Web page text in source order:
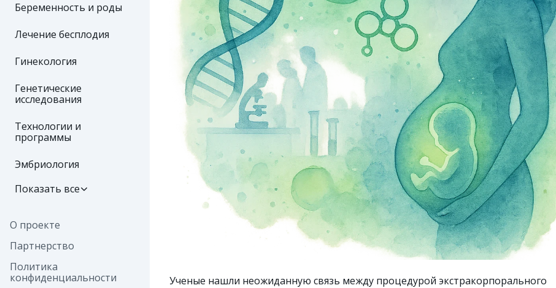
Беременность и роды
Лечение бесплодия
Гинекология
Генетические
исследования
Технологии и
программы
Эмбриология
Показать все
О проекте
Партнерство
Политика
конфиденциальности
Ученые нашли неожиданную связь между процедурой экстракорпорального